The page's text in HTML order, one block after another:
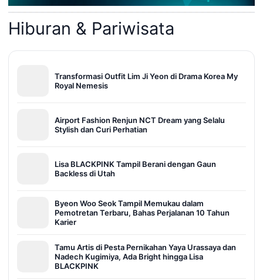
Hiburan & Pariwisata
Transformasi Outfit Lim Ji Yeon di Drama Korea My
Royal Nemesis
Airport Fashion Renjun NCT Dream yang Selalu
Stylish dan Curi Perhatian
Lisa BLACKPINK Tampil Berani dengan Gaun
Backless di Utah
Byeon Woo Seok Tampil Memukau dalam
Pemotretan Terbaru, Bahas Perjalanan 10 Tahun
Karier
Tamu Artis di Pesta Pernikahan Yaya Urassaya dan
Nadech Kugimiya, Ada Bright hingga Lisa
BLACKPINK